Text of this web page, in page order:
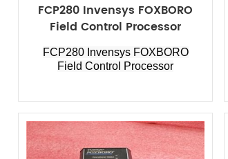
FCP280 Invensys FOXBORO
Field Control Processor
FCP280 Invensys FOXBORO
Field Control Processor